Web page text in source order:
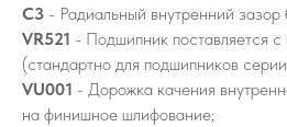
C3 - Радиальный внутренний
VR521 - Подшипник поставляется
(стандартно для подшипников
VU001 - Дорожка качения
на финишное шлифование;